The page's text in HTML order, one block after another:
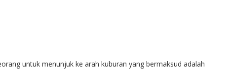
untuk menunjuk ke arah kuburan yang bermaksud adalah